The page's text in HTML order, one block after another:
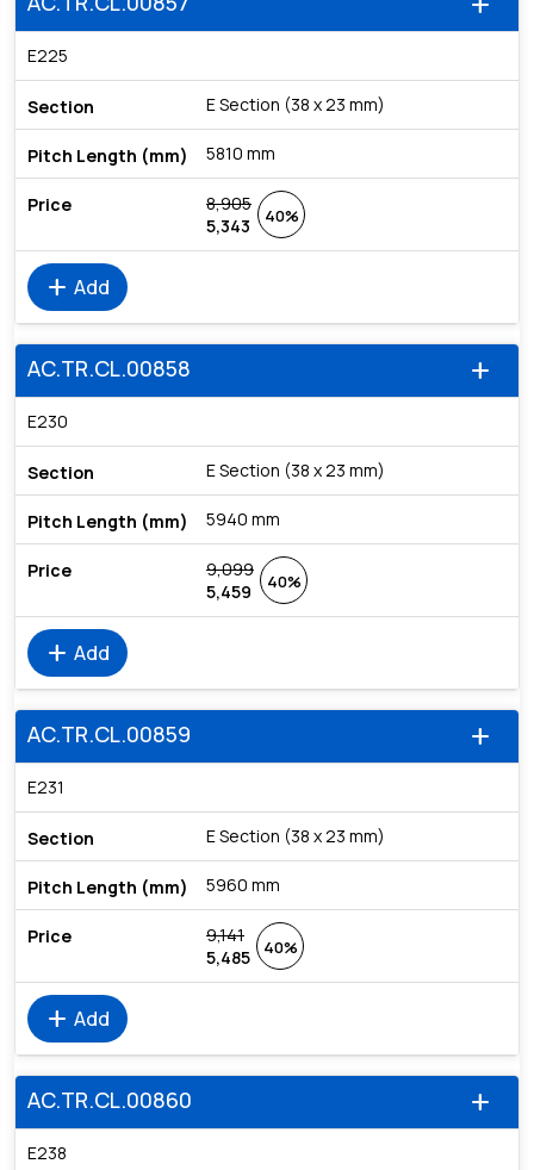
E225
E Section (38 x 23 mm)
5810 mm
8,905
5,343
40%
add Add
add
AC.TR.CL.00858
E230
E Section (38 x 23 mm)
5940 mm
9,099
5,459
40%
add Add
add
AC.TR.CL.00859
E231
E Section (38 x 23 mm)
5960 mm
9,141
5,485
40%
add Add
add
AC.TR.CL.00860
E238